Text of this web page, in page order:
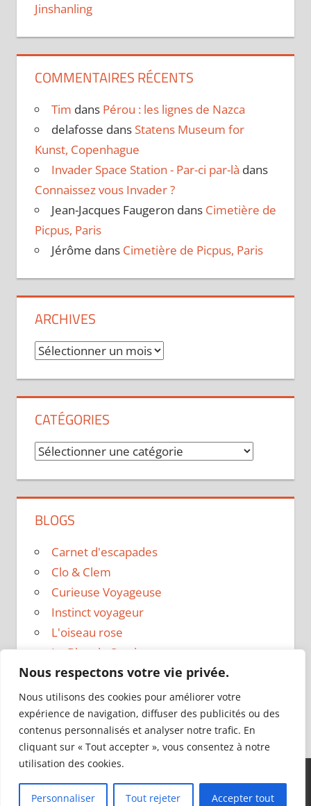
Nous respectons votre vie privée.
Nous utilisons des cookies pour améliorer votre
expérience de navigation, diffuser des publicités ou des
contenus personnalisés et analyser notre trafic. En
cliquant sur « Tout accepter », vous consentez à notre
utilisation des cookies.
Personnaliser Tout rejeter Accepter tout
Jinshanling
COMMENTAIRES RÉCENTS
Tim dans Pérou : les lignes de Nazca
delafosse dans Statens Museum for
Kunst, Copenhague
Invader Space Station - Par-ci par-là dans
Connaissez vous Invader ?
Jean-Jacques Faugeron dans Cimetière de
Picpus, Paris
Jérôme dans Cimetière de Picpus, Paris
ARCHIVES
Archives
CATÉGORIES
Catégories
BLOGS
Carnet d'escapades
Clo & Clem
Curieuse Voyageuse
Instinct voyageur
L'oiseau rose
Le Blog de Sarah
Le sac a dos
Madame Oreille
Voyages et Vagabondages
Thème WordPress : Tortuga par ThemeZee.